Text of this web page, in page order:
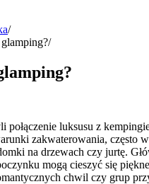
połączenie luksusu z
zakwaterowania, często
na drzewach czy jurtę.
mogą cieszyć się
chwil czy grup